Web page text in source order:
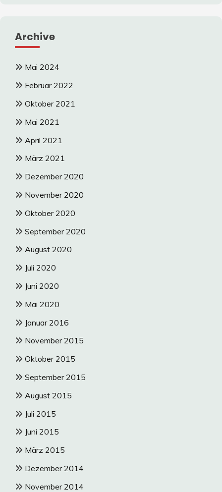
Archive
Mai 2024
Februar 2022
Oktober 2021
Mai 2021
April 2021
März 2021
Dezember 2020
November 2020
Oktober 2020
September 2020
August 2020
Juli 2020
Juni 2020
Mai 2020
Januar 2016
November 2015
Oktober 2015
September 2015
August 2015
Juli 2015
Juni 2015
März 2015
Dezember 2014
November 2014